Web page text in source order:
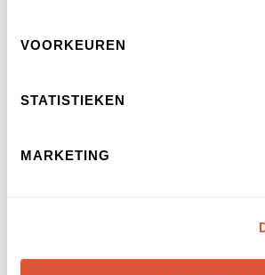
VOORKEUREN
STATISTIEKEN
MARKETING
leraar begeleid ik mensen op